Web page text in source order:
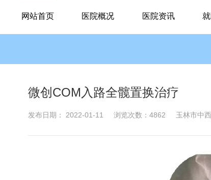
网站首页 医院概况 医院资讯
微创COM入路全髋置换治疗
发布日期： 2022-01-11 浏览次数：4862 玉林市中